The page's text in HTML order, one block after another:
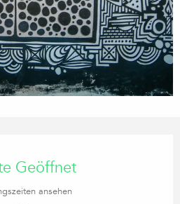
Geöffnet
ansehen